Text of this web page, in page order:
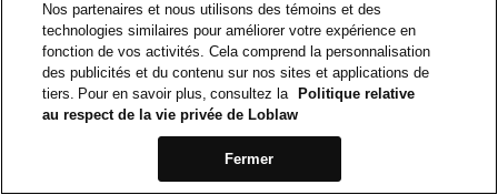
Nos partenaires et nous utilisons des témoins et des
technologies similaires pour améliorer votre expérience en
fonction de vos activités. Cela comprend la personnalisation
des publicités et du contenu sur nos sites et applications de
tiers. Pour en savoir plus, consultez la
Politique relative
au respect de la vie privée de Loblaw
Fermer